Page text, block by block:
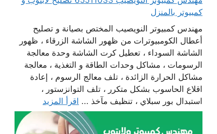
كمبيوتر بالمنزل
مهندس كمبيوتر النويصيب المختص بصيانة و تصليح
أعطال الكومبيوترات من ظهور الشاشة الزرقاء ، ظهور
الشاشة السوداء ، تعطيل كرت الشاشة وحدة معالجة
الرسومات ، مشاكل وحدات الطاقة و التغذية ، معالجة
مشاكل الحرارة الزائدة ، تلف معالج الرسوم ، إعادة
اقلاع الحاسوب بشكل متكرر ، تلف التوانزستور ،
استبدال بور سبلاي ، تنظيف مآخذ ... اقرأ المزيد